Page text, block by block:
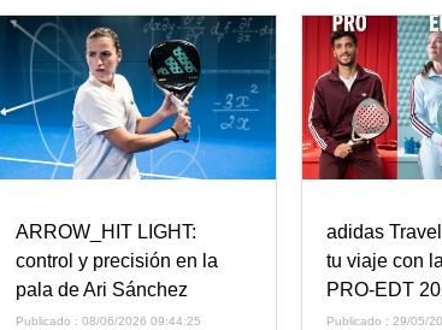
ARROW_HIT LIGHT:
control y precisión en la
pala de Ari Sánchez
Publicado : 08/06/2026 09:44:25
adidas
tu viaje con
PRO-EDT
Publicado : 29/05/